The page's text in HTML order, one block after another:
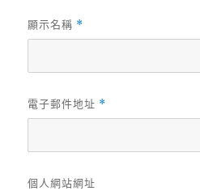
顯示名稱 *
電子郵件地址 *
個人網站網址